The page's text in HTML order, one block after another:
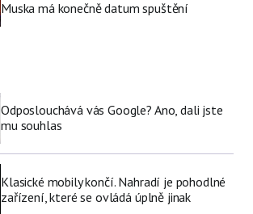
Muska má konečně datum spuštění
Odposlouchává vás Google? Ano, dali jste
mu souhlas
Klasické mobily končí. Nahradí je pohodlné
zařízení, které se ovládá úplně jinak